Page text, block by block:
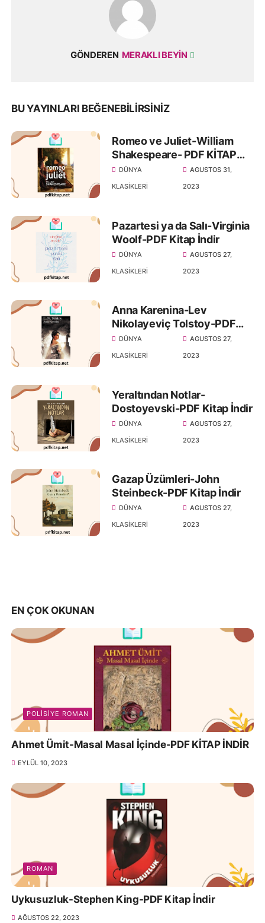
GÖNDEREN MERAKLI BEYIN
BU YAYINLARI BEĞENEBILIRSINIZ
Romeo ve Juliet-William
Shakespeare- PDF KİTAP
İNDİR
DÜNYA
KLASIKLERI
AGUSTOS 31,
2023
Pazartesi ya da Salı-Virginia
Woolf-PDF Kitap İndir
DÜNYA
KLASIKLERI
AGUSTOS 27,
2023
Anna Karenina-Lev
Nikolayeviç Tolstoy-PDF
Kitap İndir
DÜNYA
KLASIKLERI
AGUSTOS 27,
2023
Yeraltından Notlar-
Dostoyevski-PDF Kitap İndir
DÜNYA
KLASIKLERI
AGUSTOS 27,
2023
Gazap Üzümleri-John
Steinbeck-PDF Kitap İndir
DÜNYA
KLASIKLERI
AGUSTOS 27,
2023
EN ÇOK OKUNAN
POLISIYE ROMAN
Ahmet Ümit-Masal Masal İçinde-PDF KİTAP İNDİR
EYLÜL 10, 2023
ROMAN
Uykusuzluk-Stephen King-PDF Kitap İndir
AĞUSTOS 22, 2023